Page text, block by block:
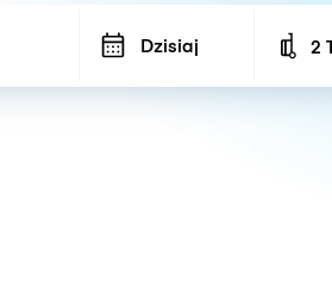
Dzisiaj 2